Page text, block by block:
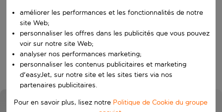
Rechercher
améliorer les performances et les fonctionnalités de notre
site Web;
personnaliser les offres dans les publicités que vous pouvez
voir sur notre site Web;
analyser nos performances marketing;
personnaliser les contenus publicitaires et marketing
d'easyJet, sur notre site et les sites tiers via nos
partenaires publicitaires.
Pour en savoir plus, lisez notre Politique de Cookie du groupe